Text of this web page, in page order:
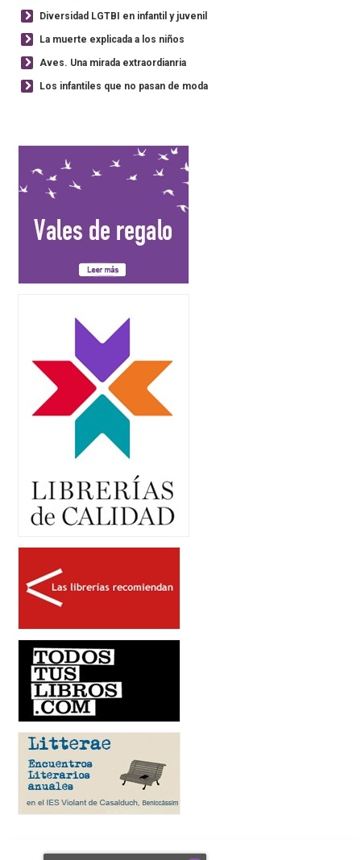
Diversidad LGTBI en infantil y juvenil
La muerte explicada a los niños
Aves. Una mirada extraordianria
Los infantiles que no pasan de moda